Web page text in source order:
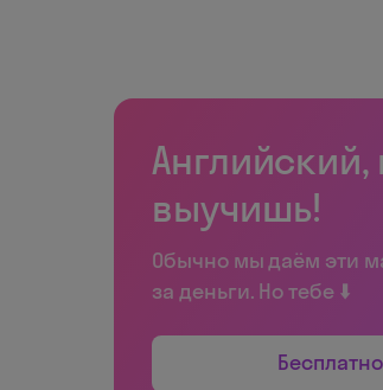
выучишь!
Обычно мы даём эти
за деньги. Но тебе ⬇️
Бесплатно